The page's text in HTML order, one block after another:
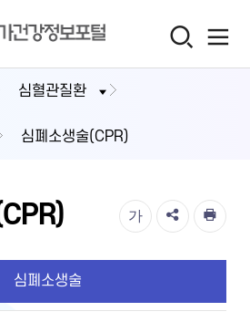
심혈관질환
심폐소생술(CPR)
가
심폐소생술